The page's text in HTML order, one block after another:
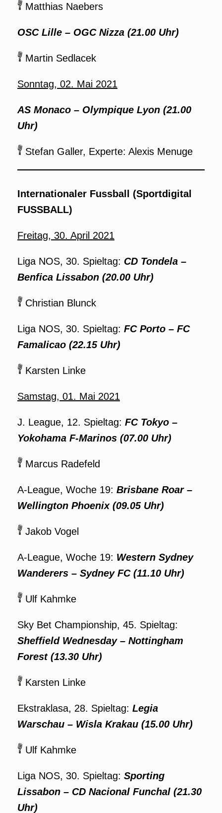
Matthias Naebers
OSC Lille – OGC Nizza (21.00 Uhr)
Martin Sedlacek
Sonntag, 02. Mai 2021
AS Monaco – Olympique Lyon (21.00
Uhr)
Stefan Galler, Experte: Alexis Menuge
Internationaler Fussball (Sportdigital
FUSSBALL)
Freitag, 30. April 2021
Liga NOS, 30. Spieltag: CD Tondela –
Benfica Lissabon (20.00 Uhr)
Christian Blunck
Liga NOS, 30. Spieltag: FC Porto – FC
Famalicao (22.15 Uhr)
Karsten Linke
Samstag, 01. Mai 2021
J. League, 12. Spieltag: FC Tokyo –
Yokohama F-Marinos (07.00 Uhr)
Marcus Radefeld
A-League, Woche 19: Brisbane Roar–
Wellington Phoenix (09.05 Uhr)
Jakob Vogel
A-League, Woche 19: Western Sydney
Wanderers – Sydney FC (11.10 Uhr)
Ulf Kahmke
Sky Bet Championship, 45. Spieltag:
Sheffield Wednesday – Nottingham
Forest (13.30 Uhr)
Karsten Linke
Ekstraklasa, 28. Spieltag: Legia
Warschau – Wisla Krakau (15.00 Uhr)
Ulf Kahmke
Liga NOS, 30. Spieltag: Sporting
Lissabon – CD Nacional Funchal (21.30
Uhr)